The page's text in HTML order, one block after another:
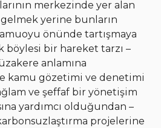
merkezinde yer alan
yerine bunların
önünde tartışmaya
böylesi bir hareket tarzı –
anlamına
kamu gözetimi ve denetimi
ve şeffaf bir yönetişim
yardımcı olduğundan –
projelerine